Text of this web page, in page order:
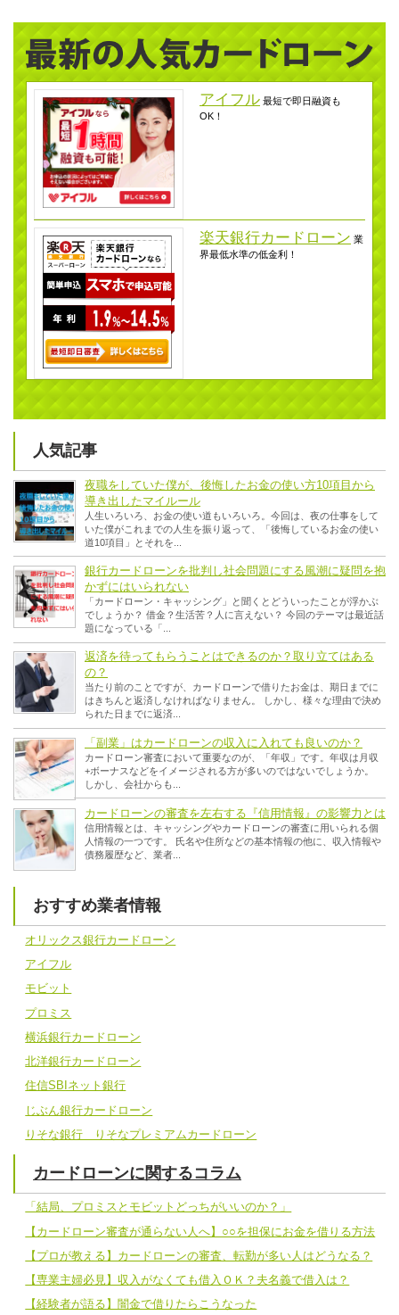
アイフル 最短で即日融資も
OK！
楽天銀行カードローン 業
界最低水準の低金利！
人気記事
夜職をしていた僕が、後悔したお金の使い方10項目から
導き出したマイルール
人生いろいろ、お金の使い道もいろいろ。今回は、夜の仕事をして
いた僕がこれまでの人生を振り返って、「後悔しているお金の使い
道10項目」とそれを...
銀行カードローンを批判し社会問題にする風潮に疑問を抱
かずにはいられない
「カードローン・キャッシング」と聞くとどういったことが浮かぶ
でしょうか？ 借金？生活苦？人に言えない？ 今回のテーマは最近話
題になっている「...
返済を待ってもらうことはできるのか？取り立てはある
の？
当たり前のことですが、カードローンで借りたお金は、期日までに
はきちんと返済しなければなりません。 しかし、様々な理由で決め
られた日までに返済...
「副業」はカードローンの収入に入れても良いのか？
カードローン審査において重要なのが、「年収」です。年収は月収
+ボーナスなどをイメージされる方が多いのではないでしょうか。
しかし、会社からも...
カードローンの審査を左右する『信用情報』の影響力とは
信用情報とは、キャッシングやカードローンの審査に用いられる個
人情報の一つです。 氏名や住所などの基本情報の他に、収入情報や
債務履歴など、業者...
おすすめ業者情報
オリックス銀行カードローン
アイフル
モビット
プロミス
横浜銀行カードローン
北洋銀行カードローン
住信SBIネット銀行
じぶん銀行カードローン
りそな銀行 りそなプレミアムカードローン
カードローンに関するコラム
「結局、プロミスとモビットどっちがいいのか？」
【カードローン審査が通らない人へ】○○を担保にお金を借りる方法
【プロが教える】カードローンの審査、転勤が多い人はどうなる？
【専業主婦必見】収入がなくても借入ＯＫ？夫名義で借入は？
【経験者が語る】闇金で借りたらこうなった